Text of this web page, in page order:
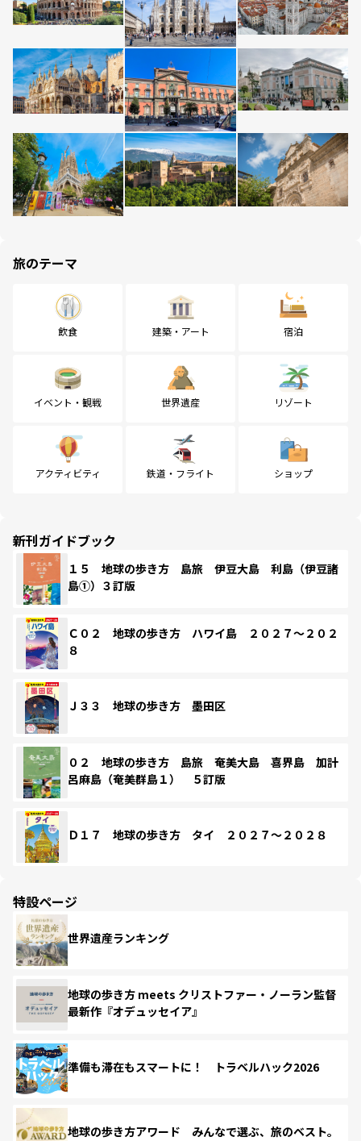
旅のテーマ
飲食 建築・アート 宿泊
イベント・観戦 世界遺産 リゾート
アクティビティ 鉄道・フライト ショップ
新刊ガイドブック
１５ 地球の歩き方 島旅 伊豆大島 利島（伊豆諸
島①）３訂版
Ｃ０２ 地球の歩き方 ハワイ島 ２０２７～２０２
８
Ｊ３３ 地球の歩き方 墨田区
０２ 地球の歩き方 島旅 奄美大島 喜界島 加計
呂麻島（奄美群島１） ５訂版
Ｄ１７ 地球の歩き方 タイ ２０２７～２０２８
特設ページ
世界遺産ランキング
地球の歩き方 meets クリストファー・ノーラン監督
最新作『オデュッセイア』
準備も滞在もスマートに！ トラベルハック2026
地球の歩き方アワード みんなで選ぶ、旅のベスト。